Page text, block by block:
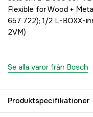
Flexible for Wood +
657 722); 1/2 L-BOXX-
2VM)
Se alla varor från Bosch
Produktspecifikationer